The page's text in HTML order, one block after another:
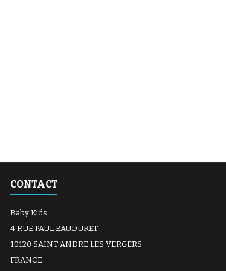
CONTACT
Baby Kids
4 RUE PAUL BAUDURET
10120 SAINT ANDRE LES VERGERS
FRANCE